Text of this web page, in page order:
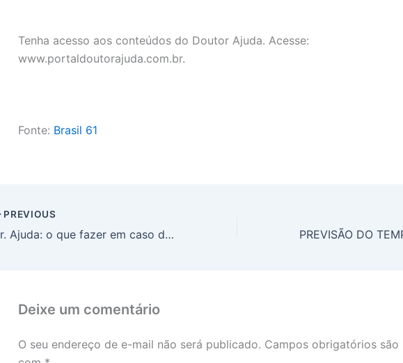
Tenha acesso aos conteúdos do Doutor Ajuda. Acesse:
www.portaldoutorajuda.com.br.
Fonte: Brasil 61
PREVIOUS
Dr. Ajuda: o que fazer em caso de afogamento? Como socorrer?
Deixe um comentário
O seu endereço de e-mail não será publicado. Campos obrigatórios são